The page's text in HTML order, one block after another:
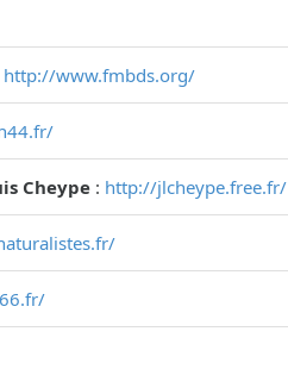
http://www.fmbds.org/
Cheype : http://jlcheype.free.fr/